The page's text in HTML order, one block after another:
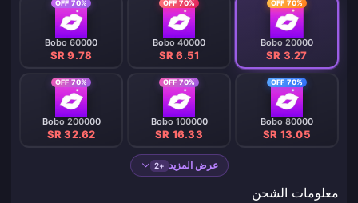
70% OFF
Bobo 20000
SR 3.27
70% OFF
Bobo 40000
SR 6.51
70% OFF
Bobo 60000
SR 9.78
70% OFF
Bobo 80000
SR 13.05
70% OFF
Bobo 100000
SR 16.33
70% OFF
Bobo 200000
SR 32.62
عرض المزيد +2
معلومات الشحن